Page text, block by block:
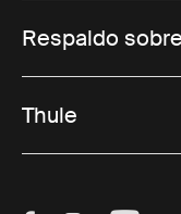
Respaldo
Thule